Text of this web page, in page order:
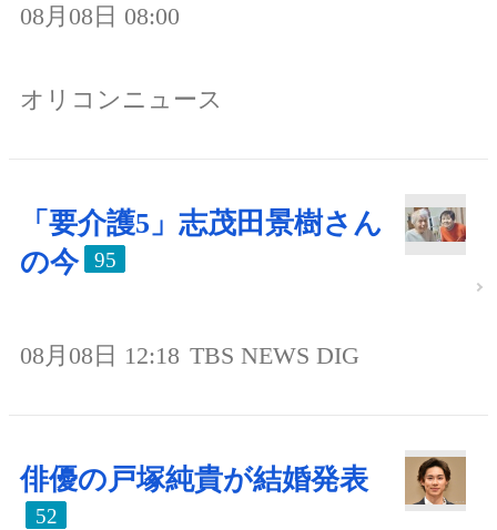
08月08日 08:00
オリコンニュース
「要介護5」志茂田景樹さん
の今
95
08月08日 12:18 TBS NEWS DIG
俳優の戸塚純貴が結婚発表
52